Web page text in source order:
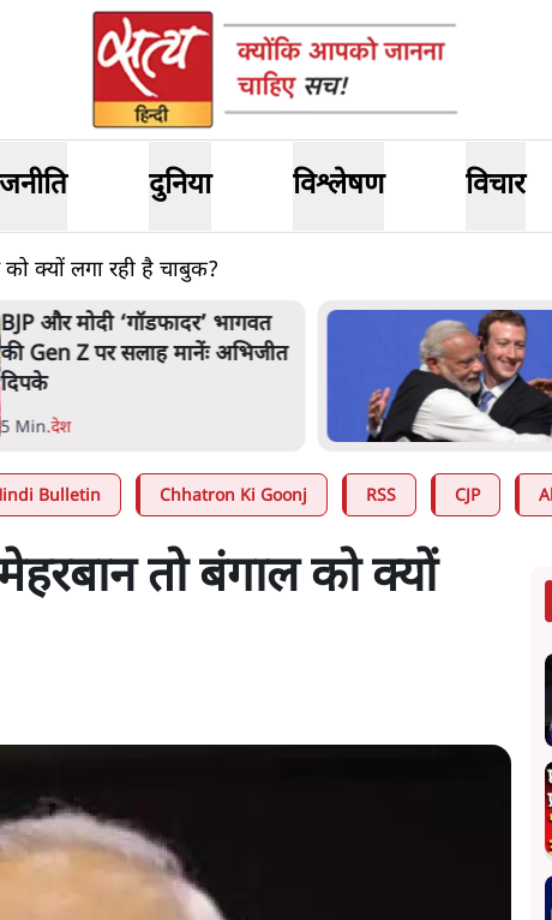
दुनिया विश्लेषण विचार
क्यों लगा रही है चाबुक?
BJP और मोदी ‘गॉडफादर’ भागवत
की Gen Z पर सलाह मानेंः अभिजीत
दिपके
5 Min.देश
Bulletin Chhatron Ki Goonj RSS CJP
तो बंगाल को क्यों